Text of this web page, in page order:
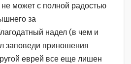
не может с полной радостью
за
надел (в чем и
заповеди приношения
еврей все еще лишен